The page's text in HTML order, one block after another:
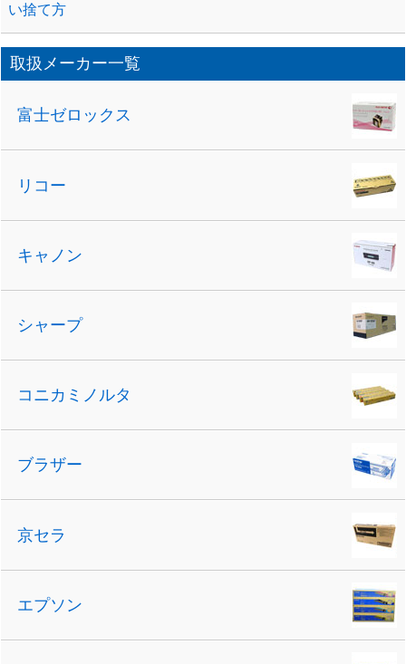
い捨て方
取扱メーカー一覧
富士ゼロックス
リコー
キャノン
シャープ
コニカミノルタ
ブラザー
京セラ
エプソン